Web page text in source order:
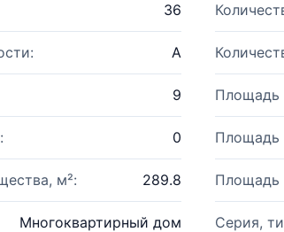
36
A
9 Площадь
0 Площадь
м²: 289.8 Площадь
Многоквартирный дом Серия,